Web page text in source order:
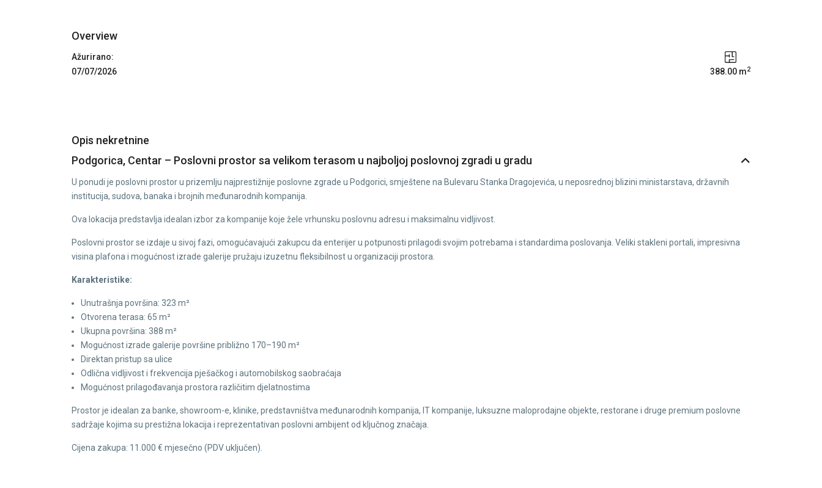
Overview
Ažurirano:
07/07/2026
388.00 m2
Opis nekretnine
Podgorica, Centar – Poslovni prostor sa velikom terasom u najboljoj poslovnoj zgradi u gradu
U ponudi je poslovni prostor u prizemlju najprestižnije poslovne zgrade u Podgorici, smještene na Bulevaru Stanka Dragojevića, u neposrednoj blizini ministarstava, državnih
institucija, sudova, banaka i brojnih međunarodnih kompanija.
Ova lokacija predstavlja idealan izbor za kompanije koje žele vrhunsku poslovnu adresu i maksimalnu vidljivost.
Poslovni prostor se izdaje u sivoj fazi, omogućavajući zakupcu da enterijer u potpunosti prilagodi svojim potrebama i standardima poslovanja. Veliki stakleni portali, impresivna
visina plafona i mogućnost izrade galerije pružaju izuzetnu fleksibilnost u organizaciji prostora.
Karakteristike:
Unutrašnja površina: 323 m²
Otvorena terasa: 65 m²
Ukupna površina: 388 m²
Mogućnost izrade galerije površine približno 170–190 m²
Direktan pristup sa ulice
Odlična vidljivost i frekvencija pješačkog i automobilskog saobraćaja
Mogućnost prilagođavanja prostora različitim djelatnostima
Prostor je idealan za banke, showroom-e, klinike, predstavništva međunarodnih kompanija, IT kompanije, luksuzne maloprodajne objekte, restorane i druge premium poslovne
sadržaje kojima su prestižna lokacija i reprezentativan poslovni ambijent od ključnog značaja.
Cijena zakupa: 11.000 € mjesečno (PDV uključen).